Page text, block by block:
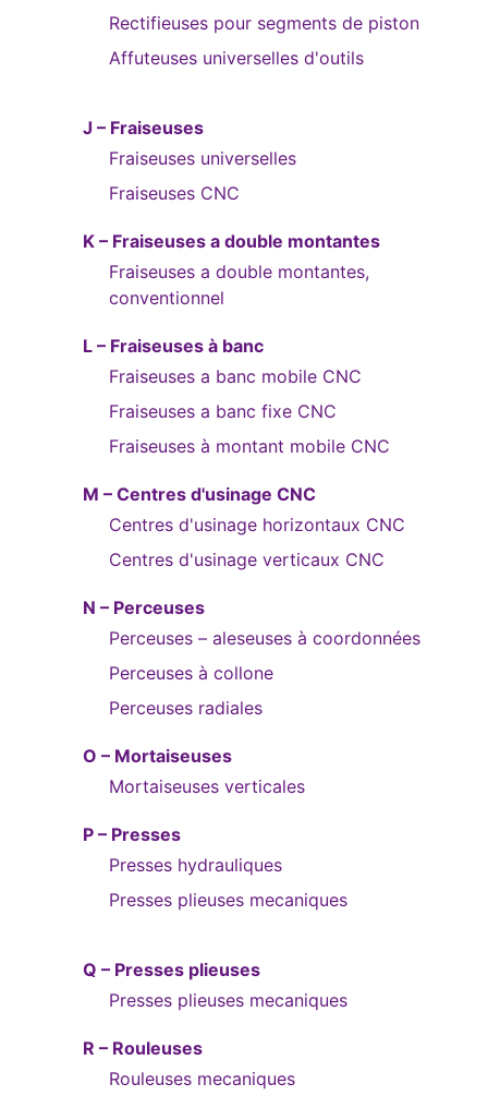
Rectifieuses pour segments de piston
Affuteuses universelles d'outils
J – Fraiseuses
Fraiseuses universelles
Fraiseuses CNC
K – Fraiseuses a double montantes
Fraiseuses a double montantes,
conventionnel
L – Fraiseuses à banc
Fraiseuses a banc mobile CNC
Fraiseuses a banc fixe CNC
Fraiseuses à montant mobile CNC
M – Centres d'usinage CNC
Centres d'usinage horizontaux CNC
Centres d'usinage verticaux CNC
N – Perceuses
Perceuses – aleseuses à coordonnées
Perceuses à collone
Perceuses radiales
O – Mortaiseuses
Mortaiseuses verticales
P – Presses
Presses hydrauliques
Presses plieuses mecaniques
Q – Presses plieuses
Presses plieuses mecaniques
R – Rouleuses
Rouleuses mecaniques